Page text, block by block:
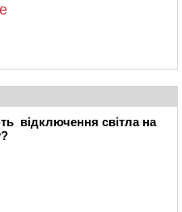
відключення світла на